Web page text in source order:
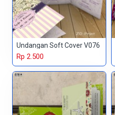
Undangan Soft Cover V076
Rp 2.500